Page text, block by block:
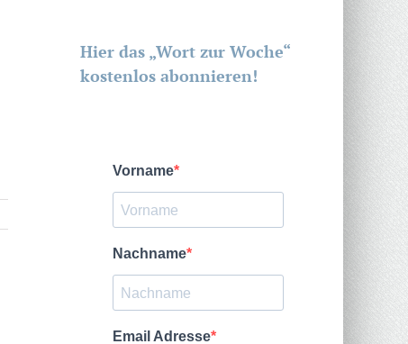
Hier das „Wort zur Woche“
kostenlos abonnieren!